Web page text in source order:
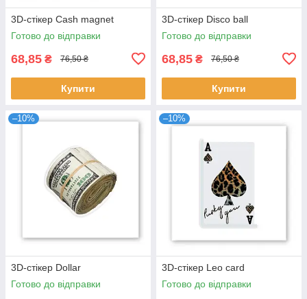
3D-стікер Cash magnet
Готово до відправки
68,85 ₴ 76,50 ₴
Купити
3D-стікер Disco ball
Готово до відправки
68,85 ₴ 76,50 ₴
Купити
–10%
3D-стікер Dollar
Готово до відправки
–10%
3D-стікер Leo card
Готово до відправки